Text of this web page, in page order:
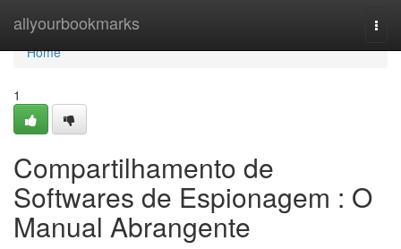
allyourbookmarks
Home
Home
1
Compartilhamento de
Softwares de Espionagem : O
Manual Abrangente